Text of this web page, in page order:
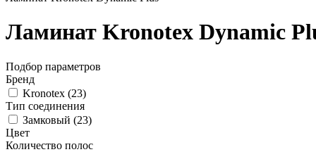
Ламинат Kronotex Dynamic
Подбор параметров
Бренд
Kronotex (23)
Тип соединения
Замковый (23)
Цвет
Количество полос